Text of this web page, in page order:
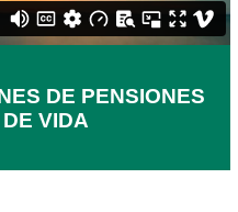
DE PENSIONES
VIDA